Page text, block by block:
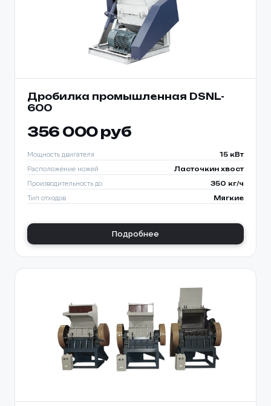
Дробилка промышленная DSNL-
600
356 000 руб
Мощность двигателя 15 кВт
Расположение ножей Ласточкин хвост
Производительность до 350 кг/ч
Тип отходов Мягкие
Подробнее